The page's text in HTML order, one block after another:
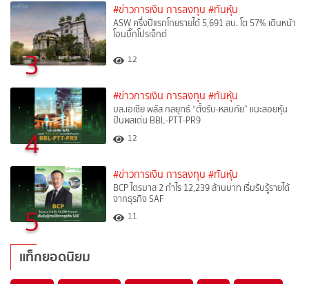
3
#ข่าวการเงิน การลงทุน #ทันหุ้น
ASW ครึ่งปีแรกโกยรายได้ 5,691 ลบ. โต 57% เดินหน้า
โอนบิ๊กโปรเจ็กต์
12
4
#ข่าวการเงิน การลงทุน #ทันหุ้น
บล.เอเซีย พลัส กลยุทธ์ “ตั้งรับ-หลบภัย” แนะสอยหุ้น
ปันผลเด่น BBL-PTT-PR9
12
5
#ข่าวการเงิน การลงทุน #ทันหุ้น
BCP ไตรมาส 2 กำไร 12,239 ล้านบาท เริ่มรับรู้รายได้
จากธุรกิจ SAF
11
แท็กยอดนิยม